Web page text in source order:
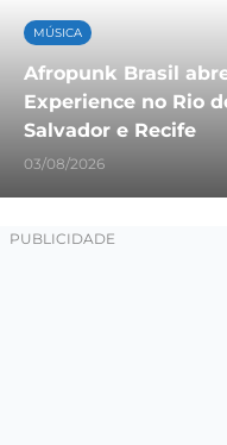
MÚSICA
Afropunk Brasil
Experience no Rio
Salvador e Recife
03/08/2026